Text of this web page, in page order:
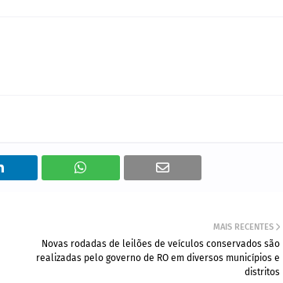
MAIS RECENTES
Novas rodadas de leilões de veículos conservados são
realizadas pelo governo de RO em diversos municípios e
distritos